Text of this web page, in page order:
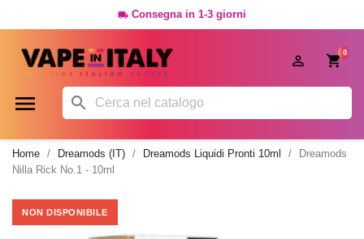
 Consegna in 1-3 giorni
0

 
Home Dreamods (IT) Dreamods Liquidi Pronti 10ml
Dreamods
Nilla Rick No.1 - 10ml
NON DISPONIBILE